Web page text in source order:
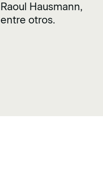
Raoul Hausmann,
entre otros.